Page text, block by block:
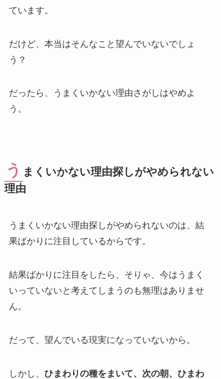
ています。
だけど、本当はそんなこと望んでいないでしょ
う？
だったら、うまくいかない理由さがしはやめよ
う。
う まくいかない理由探しがやめられない
理由
うまくいかない理由探しがやめられないのは、結
果ばかりに注目しているからです。
結果ばかりに注目をしたら、そりゃ、今はうまく
いっていないと考えてしまうのも無理はありませ
ん。
だって、望んでいる現実になっていないから。
しかし、 ひまわりの種をまいて、次の朝、ひまわ